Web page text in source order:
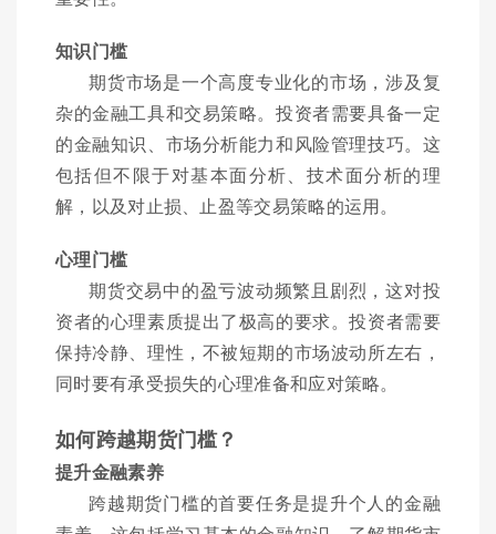
知识门槛
期货市场是一个高度专业化的市场，涉及复
杂的金融工具和交易策略。投资者需要具备一定
的金融知识、市场分析能力和风险管理技巧。这
包括但不限于对基本面分析、技术面分析的理
解，以及对止损、止盈等交易策略的运用。
心理门槛
期货交易中的盈亏波动频繁且剧烈，这对投
资者的心理素质提出了极高的要求。投资者需要
保持冷静、理性，不被短期的市场波动所左右，
同时要有承受损失的心理准备和应对策略。
如何跨越期货门槛？
提升金融素养
跨越期货门槛的首要任务是提升个人的金融